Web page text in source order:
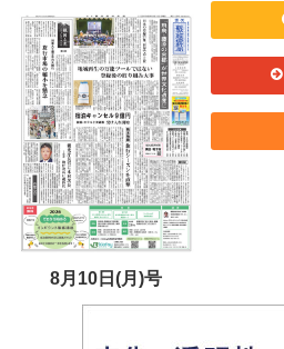
8月10日(月)号